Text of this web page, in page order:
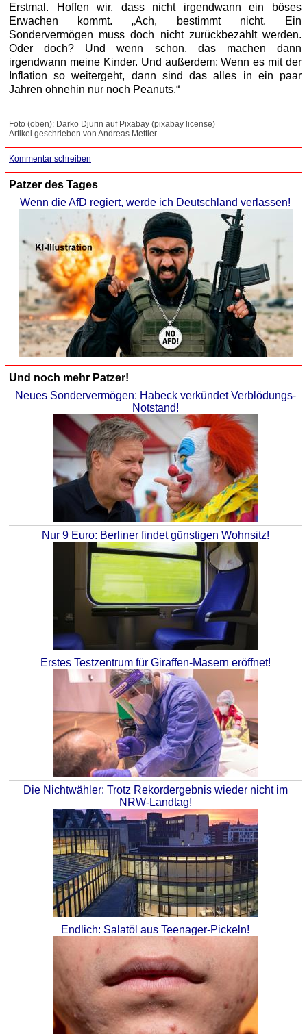
Erstmal. Hoffen wir, dass nicht irgendwann ein böses
Erwachen kommt. „Ach, bestimmt nicht. Ein
Sondervermögen muss doch nicht zurückbezahlt werden.
Oder doch? Und wenn schon, das machen dann
irgendwann meine Kinder. Und außerdem: Wenn es mit der
Inflation so weitergeht, dann sind das alles in ein paar
Jahren ohnehin nur noch Peanuts.“
Foto (oben): Darko Djurin auf Pixabay (pixabay license)
Artikel geschrieben von Andreas Mettler
Kommentar schreiben
Patzer des Tages
Wenn die AfD regiert, werde ich Deutschland verlassen!
Und noch mehr Patzer!
Neues Sondervermögen: Habeck verkündet Verblödungs-
Notstand!
Nur 9 Euro: Berliner findet günstigen Wohnsitz!
Erstes Testzentrum für Giraffen-Masern eröffnet!
Die Nichtwähler: Trotz Rekordergebnis wieder nicht im
NRW-Landtag!
Endlich: Salatöl aus Teenager-Pickeln!